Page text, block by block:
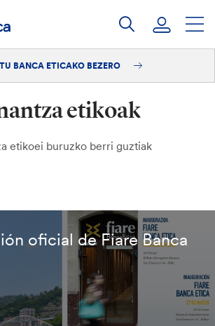
BANCA ETICAKO BEZERO
etikoak
etikoei buruzko berri guztiak
oficial de Fiare Banca